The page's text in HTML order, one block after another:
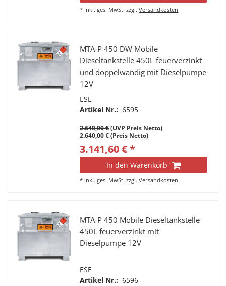
* inkl. ges. MwSt. zzgl.Versandkosten
MTA-P 450 DW Mobile
Dieseltankstelle 450L feuerverzinkt
und doppelwandig mit Dieselpumpe
12V
ESE
Artikel Nr.: 6595
2.640,00 €(UVP Preis Netto)
2.640,00 € (Preis Netto)
3.141,60 € *
In den Warenkorb
* inkl. ges. MwSt. zzgl.Versandkosten
MTA-P 450 Mobile Dieseltankstelle
450L feuerverzinkt mit
Dieselpumpe 12V
ESE
Artikel Nr.: 6596